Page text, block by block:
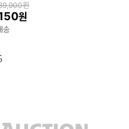
원
원
송